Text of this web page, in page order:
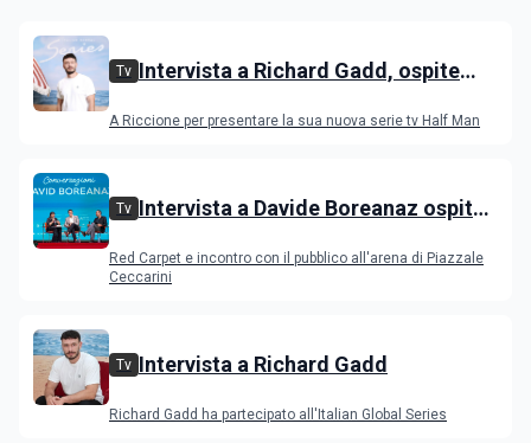
Tv Intervista a Richard Gadd, ospite
A Riccione per presentare la sua nuova serie tv Half Man
Tv Intervista a Davide Boreanaz ospite
Red Carpet e incontro con il pubblico all'arena di Piazzale
Ceccarini
Tv Intervista a Richard Gadd
Richard Gadd ha partecipato all'Italian Global Series